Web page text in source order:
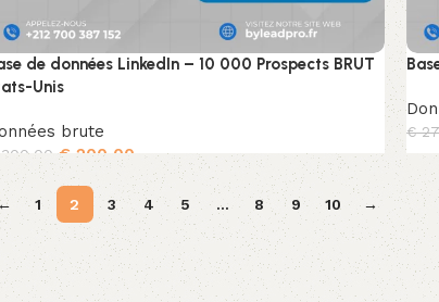
de données LinkedIn – 10 000 Prospects BRUT
Unis
brute
300,00 € 200,00
Ajouter au panier
€
1 2 3 4 5 … 8 9 10 →